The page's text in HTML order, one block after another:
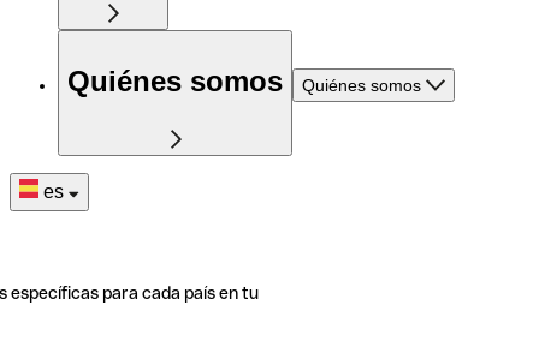
Quiénes somos Quiénes somos
es
específicas para cada país en tu